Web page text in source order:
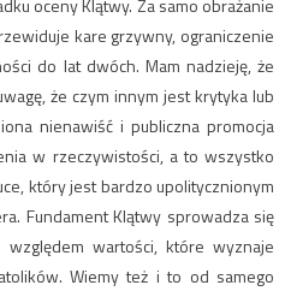
oceny Klątwy. Za samo obrażanie
kare grzywny, ograniczenie
do lat dwóch. Mam nadzieję, że
że czym innym jest krytyka lub
nienawiść i publiczna promocja
w rzeczywistości, a to wszystko
który jest bardzo upolitycznionym
Fundament Klątwy sprowadza się
względem wartości, które wyznaje
Wiemy też i to od samego